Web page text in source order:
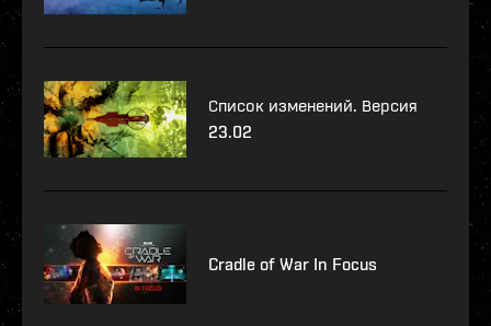
Список изменений. Версия
23.02
Cradle of War In Focus